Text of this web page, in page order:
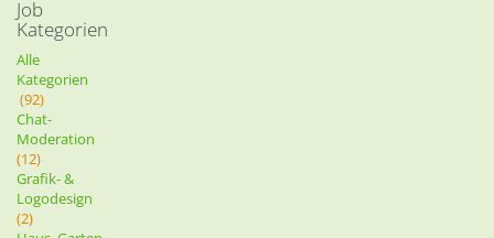
Job
Kategorien
Alle
Kategorien
(92)
Chat-
Moderation
(12)
Grafik- &
Logodesign
(2)